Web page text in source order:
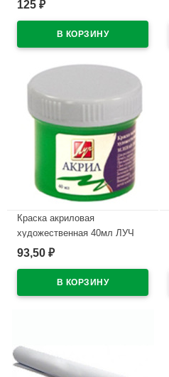
125 ₽
Краска акриловая
художественная 40мл ЛУЧ
зеленая светлая арт.23С1474-
93,50 ₽